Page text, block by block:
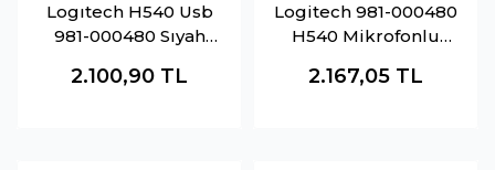
Logıtech H540 Usb
981-000480 Sıyah
2.100,90 TL
Logitech 981-000480
H540 Mikrofonlu
2.167,05 TL